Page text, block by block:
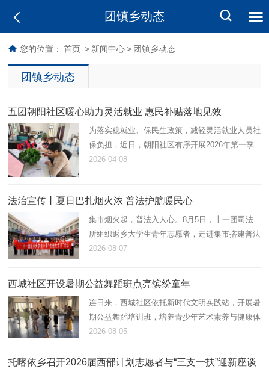
团镇乡动态
您的位置： 首页 > 新闻中心 > 团镇乡动态
团镇乡动态
五团朝阳社区暖心助力灵活就业 惠民补贴落地见效
为落实稳就业、保民生政策，减轻灵活就业人员社
保负担，近日，朝阳社区有序开展2026年第一季
度灵活就业社保补贴申请工作，以贴心服务打通民
2026-04-08
法治宣传丨夏日巴扎烟火浓 普法护航暖民心
集市烟火起，普法入人心。8月5日，十一团司法
所组织返乡大学生青年志愿者，走进集市搭建普法
小摊，开展法治宣讲活动，以青春力量解锁接地
2026-08-07
西城社区开设暑期公益舞蹈班点亮缤纷童年
连日来，西城社区依托新时代文明实践站，开展暑
期公益舞蹈培训班，培养青少年艺术素养与健康体
魄，助力未成年人全面健康成长。
2026-08-05
托喀依乡召开2026届西部计划志愿者与“三支一扶”迎新座谈